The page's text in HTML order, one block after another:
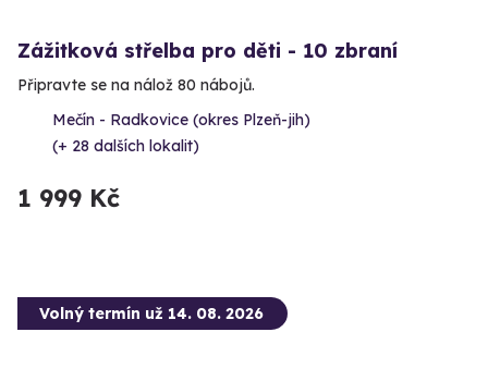
Zážitková střelba pro děti - 10 zbraní
Připravte se na nálož 80 nábojů.
Mečín - Radkovice (okres Plzeň-jih)
(+ 28 dalších lokalit)
1 999 Kč
Volný termín už 14. 08. 2026